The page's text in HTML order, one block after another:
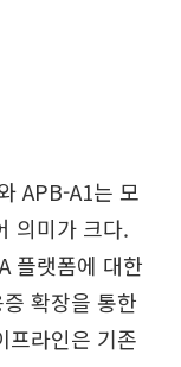
APB-A1는 모
의미가 크다.
플랫폼에 대한
확장을 통한
프라인은 기존